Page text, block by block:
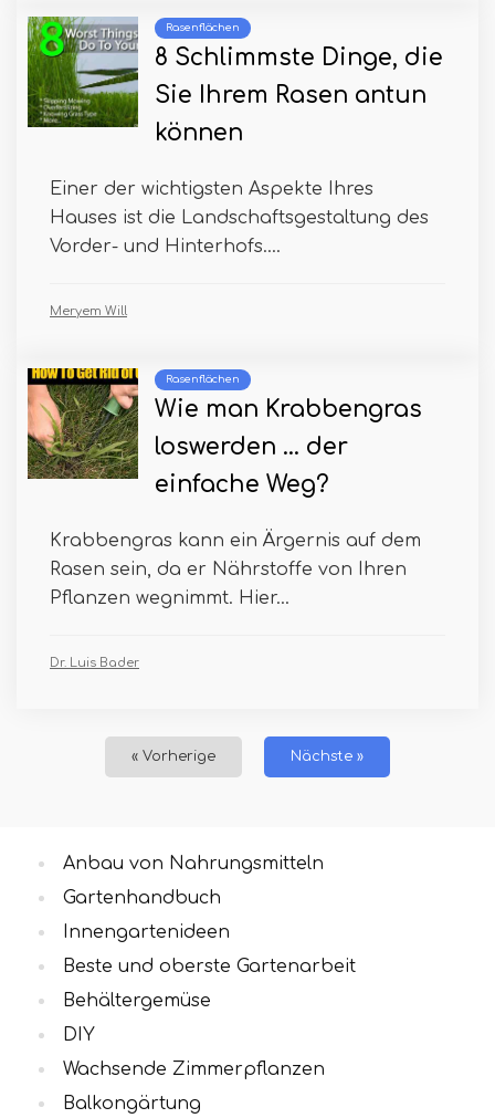
Rasenflächen
8 Schlimmste Dinge, die
Sie Ihrem Rasen antun
können
Einer der wichtigsten Aspekte Ihres
Hauses ist die Landschaftsgestaltung des
Vorder- und Hinterhofs....
Meryem Will
Rasenflächen
Wie man Krabbengras
loswerden ... der
einfache Weg?
Krabbengras kann ein Ärgernis auf dem
Rasen sein, da er Nährstoffe von Ihren
Pflanzen wegnimmt. Hier...
Dr. Luis Bader
« Vorherige Nächste »
Anbau von Nahrungsmitteln
Gartenhandbuch
Innengartenideen
Beste und oberste Gartenarbeit
Behältergemüse
DIY
Wachsende Zimmerpflanzen
Balkongärtung